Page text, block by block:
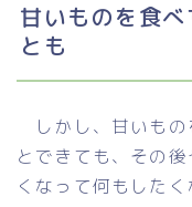
甘いものを食
とも
しかし、甘いもの
とできても、その
くなって何もした